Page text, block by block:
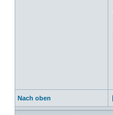
Nach oben